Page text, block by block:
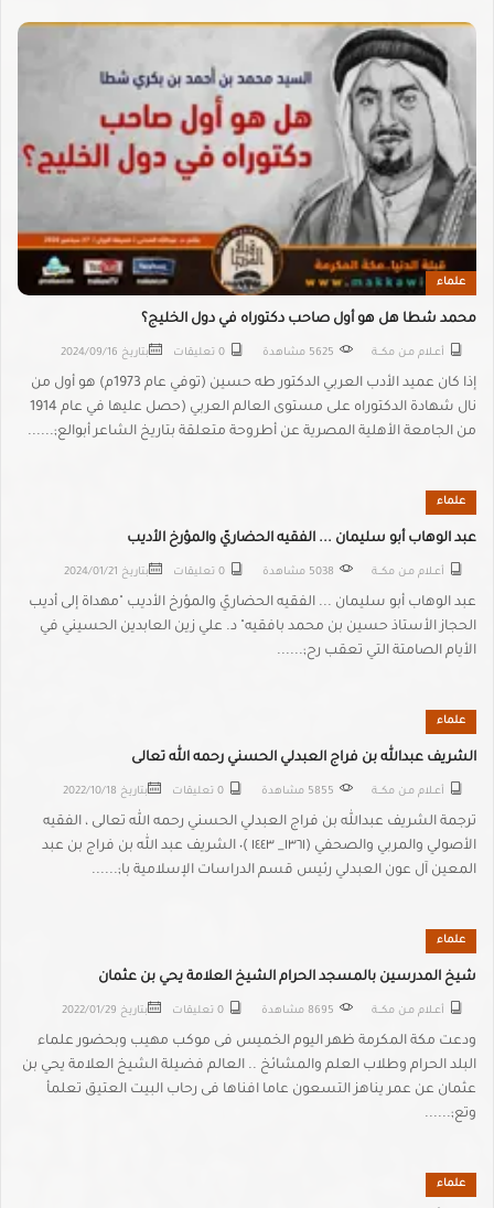
علماء
محمد شطا هل هو أول صاحب دكتوراه في دول الخليج؟
أعــلام مـن مكـــة 5625 مشاهدة 0 تعليقات بتاريخ 2024/09/16
إذا كان عميد الأدب العربي الدكتور طه حسين (توفي عام 1973م) هو أول من
نال شهادة الدكتوراه على مستوى العالم العربي (حصل عليها في عام 1914
من الجامعة الأهلية المصرية عن أطروحة متعلقة بتاريخ الشاعر أبوالع;......
علماء
عبد الوهاب أبو سليمان ... الفقيه الحضاريّ والمؤرخ الأديب
أعــلام مـن مكـــة 5038 مشاهدة 0 تعليقات بتاريخ 2024/01/21
عبد الوهاب أبو سليمان ... الفقيه الحضاريّ والمؤرخ الأديب "مهداة إلى أديب
الحجاز الأستاذ حسين بن محمد بافقيه" د. علي زين العابدين الحسيني في
الأيام الصامتة التي تعقب رح;......
علماء
الشريف عبدالله بن فراج العبدلي الحسني رحمه الله تعالى
أعــلام مـن مكـــة 5855 مشاهدة 0 تعليقات بتاريخ 2022/10/18
ترجمة الشريف عبدالله بن فراج العبدلي الحسني رحمه الله تعالى ، الفقيه
الأصولي والمربي والصحفي (١٣٦١_ ١٤٤٣ )٠ الشريف عبد الله بن فراج بن عبد
المعين آل عون العبدلي رئيس قسم الدراسات الإسلامية با;......
علماء
شيخ المدرسين بالمسجد الحرام الشيخ العلامة يحي بن عثمان
أعــلام مـن مكـــة 8695 مشاهدة 0 تعليقات بتاريخ 2022/01/29
ودعت مكة المكرمة ظهر اليوم الخميس فى موكب مهيب وبحضور علماء
البلد الحرام وطلاب العلم والمشائخ .. العالم فضيلة الشيخ العلامة يحي بن
عثمان عن عمر يناهز التسعون عاما افناها فى رحاب البيت العتيق تعلمأ
وتع;......
علماء